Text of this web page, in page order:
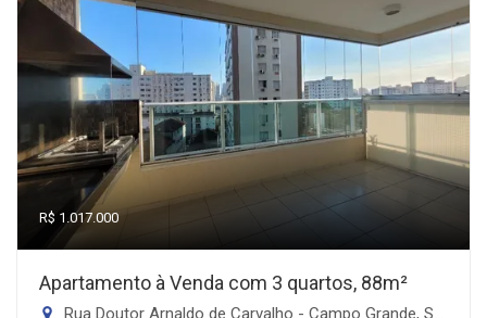
R$ 1.017.000
Apartamento à Venda com 3 quartos, 88m²
Rua Doutor Arnaldo de Carvalho - Campo Grande, Santos-SP